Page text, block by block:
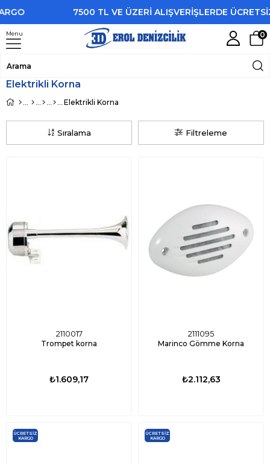
7500 TL VE ÜZERİ ALIŞVERİŞLERDE ÜCRETSİZ
Menu 0
Elektrikli Korna
Elektrikli Korna
Filtreleme
Sıralama
2110017
Trompet korna
₺1.609,17
2111095
Marinco Gömme Korna
₺2.112,63
ÜCRETSIZ
KARGO
ÜCRETSIZ
KARGO